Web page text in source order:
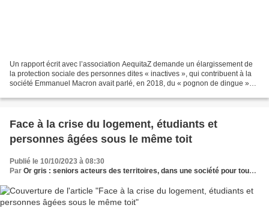
Un rapport écrit avec l’association AequitaZ demande un élargissement de
la protection sociale des personnes dites « inactives », qui contribuent à la
société Emmanuel Macron avait parlé, en 2018, du « pognon de dingue »
Face à la crise du logement, étudiants et
personnes âgées sous le même toit
Publié le 10/10/2023 à 08:30
Par Or gris : seniors acteurs des territoires, dans une société pour tous les âges